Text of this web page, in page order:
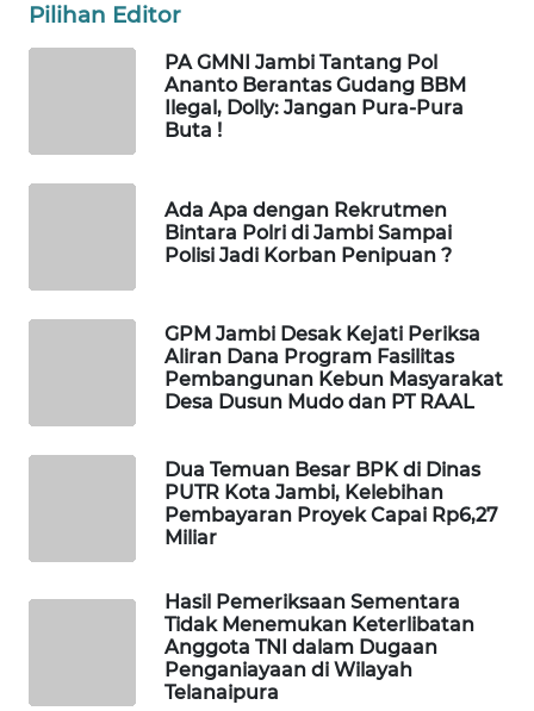
Pilihan Editor
PA GMNI Jambi Tantang Pol
Ananto Berantas Gudang BBM
Ilegal, Dolly: Jangan Pura-Pura
Buta !
Ada Apa dengan Rekrutmen
Bintara Polri di Jambi Sampai
Polisi Jadi Korban Penipuan ?
GPM Jambi Desak Kejati Periksa
Aliran Dana Program Fasilitas
Pembangunan Kebun Masyarakat
Desa Dusun Mudo dan PT RAAL
Dua Temuan Besar BPK di Dinas
PUTR Kota Jambi, Kelebihan
Pembayaran Proyek Capai Rp6,27
Miliar
Hasil Pemeriksaan Sementara
Tidak Menemukan Keterlibatan
Anggota TNI dalam Dugaan
Penganiayaan di Wilayah
Telanaipura
Wahana
Network
WALINKI
LPKKI